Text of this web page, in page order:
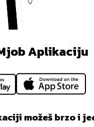
Aplikaciju
možeš brzo i